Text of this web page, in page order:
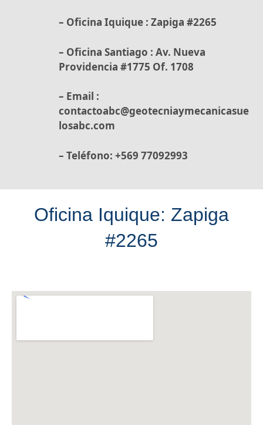
– Oficina Iquique : Zapiga #2265
– Oficina Santiago : Av. Nueva
Providencia #1775 Of. 1708
– Email :
contactoabc@geotecniaymecanicasue
losabc.com
– Teléfono: +569 77092993
Oficina Iquique: Zapiga
#2265